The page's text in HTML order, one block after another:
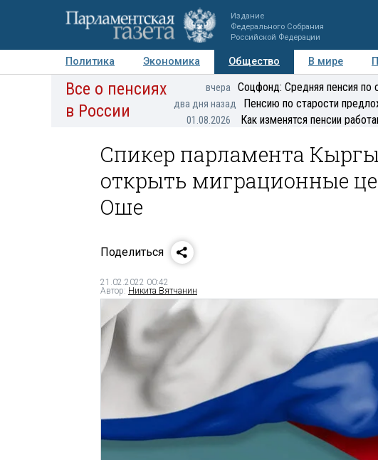
Издание
Федерального Собрания
Российской Федерации
Политика Экономика Общество В мире
Авторы Персоны Мнения Регионы
Все о пенсиях
в России
вчера Соцфонд: Средняя пенсия по
два дня назад Пенсию по старости
01.08.2026 Как изменятся пенсии
Спикер парламента
открыть миграционные
Оше
Поделиться
21.02.2022 00:42
Автор: Никита Вятчанин